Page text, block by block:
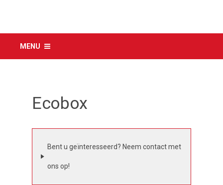
MENU
Ecobox
Bent u geïnteresseerd? Neem contact met
ons op!